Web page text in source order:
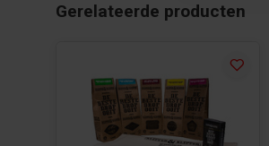
Gerelateerde producten